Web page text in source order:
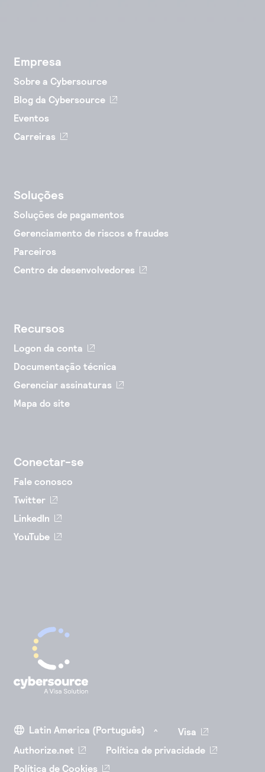
Empresa
Sobre a Cybersource
Blog da Cybersource
Eventos
Carreiras
Soluções
Soluções de pagamentos
Gerenciamento de riscos e fraudes
Parceiros
Centro de desenvolvedores
Recursos
Logon da conta
Documentação técnica
Gerenciar assinaturas
Mapa do site
Conectar-se
Fale conosco
Twitter
LinkedIn
YouTube
Visa
Authorize.net
Política de privacidade
Política de Cookies